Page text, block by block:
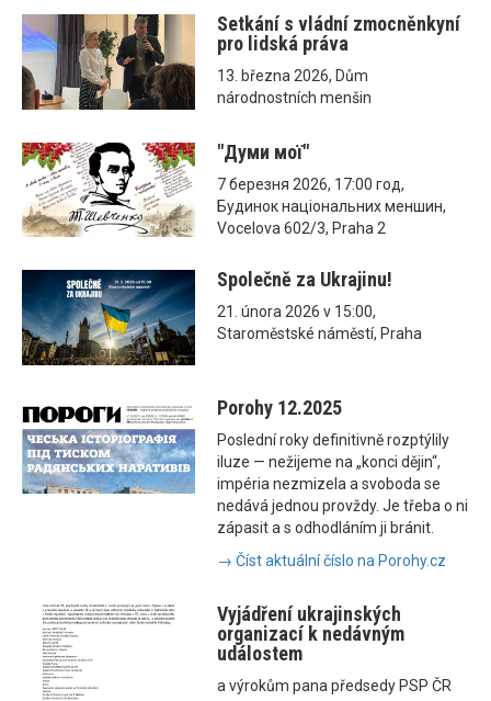
Setkání s vládní zmocněnkyní
pro lidská práva
13. března 2026, Dům
národnostních menšin
"Думи мої"
7 березня 2026, 17:00 год,
Будинок національних меншин,
Vocelova 602/3, Praha 2
Společně za Ukrajinu!
21. února 2026 v 15:00,
Staroměstské náměstí, Praha
Porohy 12.2025
Poslední roky definitivně rozptýlily
iluze — nežijeme na „konci dějin“,
impéria nezmizela a svoboda se
nedává jednou provždy. Je třeba o ni
zápasit a s odhodláním ji bránit.
→ Číst aktuální číslo na Porohy.cz
Vyjádření ukrajinských
organizací k nedávným
událostem
a výrokům pana předsedy PSP ČR